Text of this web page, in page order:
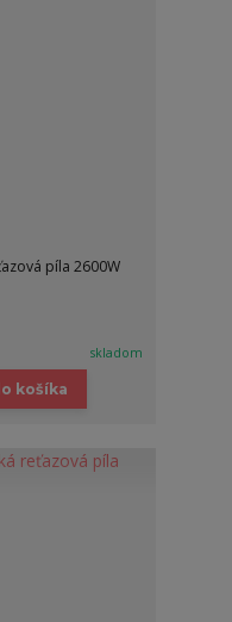
píla 2600W
skladom
košíka